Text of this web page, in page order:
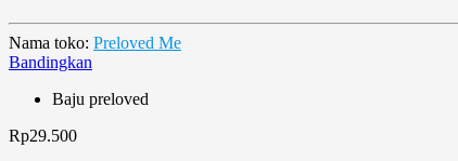
Nama toko: Preloved Me
Bandingkan
Baju preloved
Rp29.500